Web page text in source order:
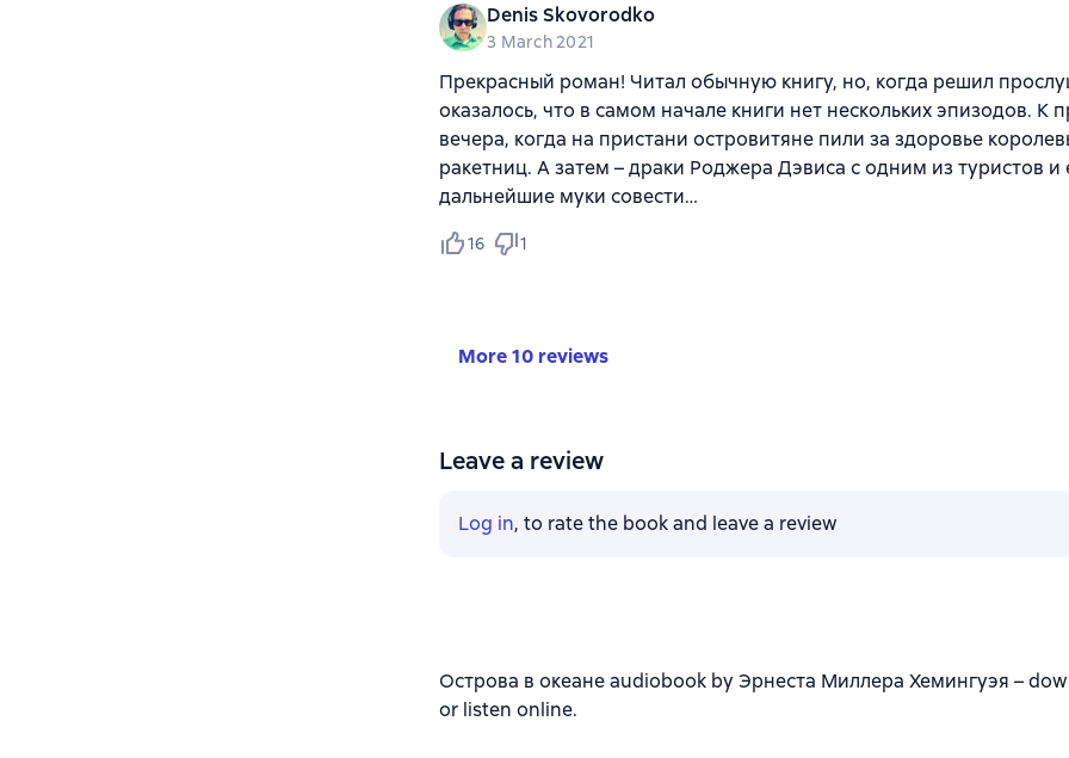
Denis Skovorodko
3 March 2021
Прекрасный роман! Читал обычную книгу, но, когда решил
оказалось, что в самом начале книги нет нескольких эпизодов. К
вечера, когда на пристани островитяне пили за здоровье
ракетниц. А затем – драки Роджера Дэвиса с одним из туристов и
дальнейшие муки совести…
16 1
More 10 reviews
Leave a review
Log in, to rate the book and leave a review
Острова в океане audiobook by Эрнеста Миллера Хемингуэя –
or listen online.